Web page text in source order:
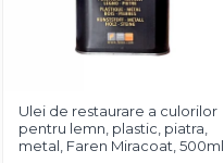
Ulei de restaurare a culorilor
pentru lemn, plastic, piatra,
metal, Faren Miracoat, 500ml